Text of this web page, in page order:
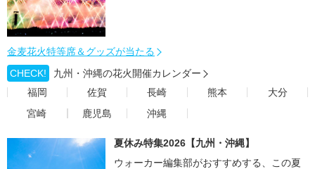
金麦花火特等席＆グッズが当たる
CHECK!
九州・沖縄の花火開催カレンダー
福岡
佐賀 長崎 熊本
大分
宮崎
鹿児島 沖縄
夏休み特集2026【九州・沖縄】
ウォーカー編集部がおすすめする、この夏